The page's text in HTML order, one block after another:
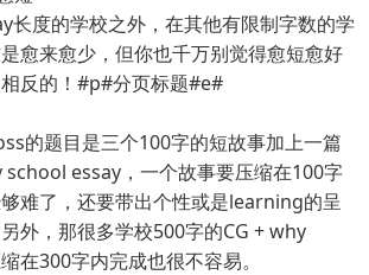
长度的学校之外，在其他有限制字数的学
愈来愈少，但你也千万别觉得愈短愈好
反的！#p#分页标题#e#
的题目是三个100字的短故事加上一篇
school essay，一个故事要压缩在100字
难了，还要带出个性或是learning的呈
外，那很多学校500字的CG + why
在300字内完成也很不容易。